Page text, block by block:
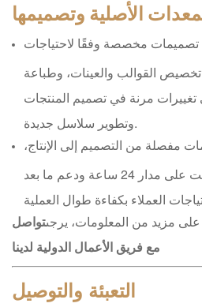
الأصلية وتصميمها
تصميمات مخصصة وفقًا لاحتياجات
تخصيص القوالب والعينات، وطباعة
تغييرات مرنة في تصميم المنتجات
مفصلة من التصميم إلى الإنتاج،
وتوفير خدمة عبر الإنترنت على مدار 24 ساعة ودعم ما بعد
مزيد من المعلومات، يرجىتواصل
مع فريق الأعمال الدولية لدينا
التعبئة والتوصيل